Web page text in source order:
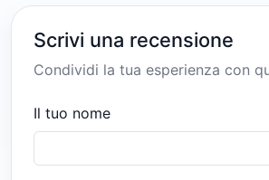
Scrivi una recensione
Condividi la tua esperienza con
Il tuo nome